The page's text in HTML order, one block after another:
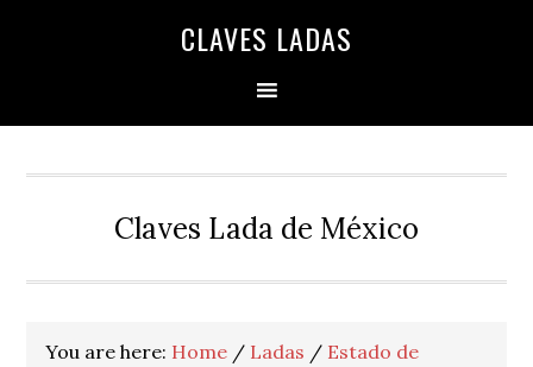
CLAVES LADAS
Claves Lada de México
You are here: Home / Ladas / Estado de